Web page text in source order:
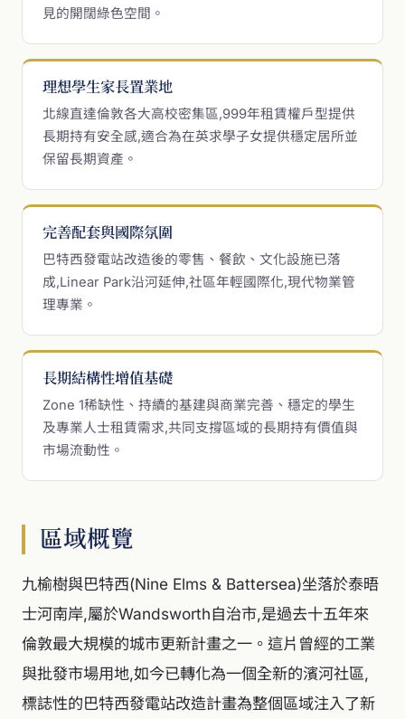
見的開闊綠色空間。
理想學生家長置業地
北線直達倫敦各大高校密集區,999年租賃權戶型提供
長期持有安全感,適合為在英求學子女提供穩定居所並
保留長期資產。
完善配套與國際氛圍
巴特西發電站改造後的零售、餐飲、文化設施已落
成,Linear Park沿河延伸,社區年輕國際化,現代物業管
理專業。
長期結構性增值基礎
Zone 1稀缺性、持續的基建與商業完善、穩定的學生
及專業人士租賃需求,共同支撐區域的長期持有價值與
市場流動性。
區域概覽
九榆樹與巴特西(Nine Elms & Battersea)坐落於泰晤
士河南岸,屬於Wandsworth自治市,是過去十五年來
倫敦最大規模的城市更新計畫之一。這片曾經的工業
與批發市場用地,如今已轉化為一個全新的濱河社區,
標誌性的巴特西發電站改造計畫為整個區域注入了新